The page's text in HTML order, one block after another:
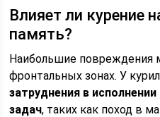
Влияет ли курение
память?
Наибольшие повреждения
фронтальных зонах. У
затруднения в
задач, таких как поход в